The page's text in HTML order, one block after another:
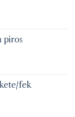
piros
fek